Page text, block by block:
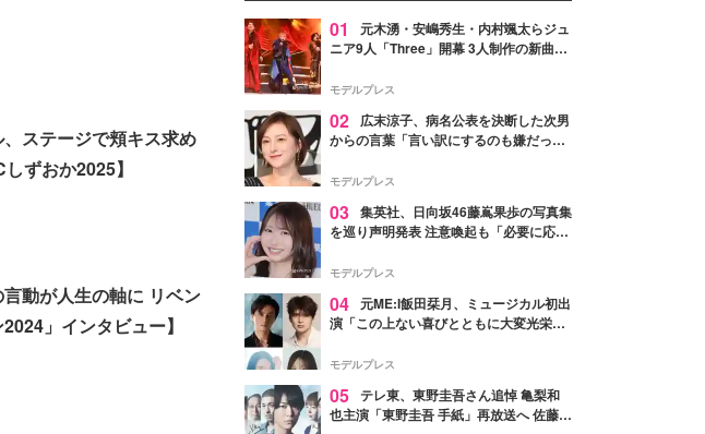
ステージで頬キス求め
ずおか2025】
動が人生の軸に リベン
」インタビュー】
01
元木湧・安嶋秀生・内村颯太らジュ
ニア9人「Three」開幕 3人制作の新曲＆
進んで夢を掴みたい」【ゲネプロレポ】
モデルプレス
02
広末涼子、病名公表を決断した次男
からの言葉「言い訳にするのも嫌だっ
モデルプレス
03 集英社、日向坂46藤嶌果歩の写真集
を巡り声明発表 注意喚起も「必要に応じ
モデルプレス
04 元ME:I飯田栞月、ミュージカル初出
演「この上ない喜びとともに大変光栄」
ャスト発表
モデルプレス
05 テレ東、東野圭吾さん追悼 亀梨和
也主演「東野圭吾 手紙」再放送へ 佐藤隆